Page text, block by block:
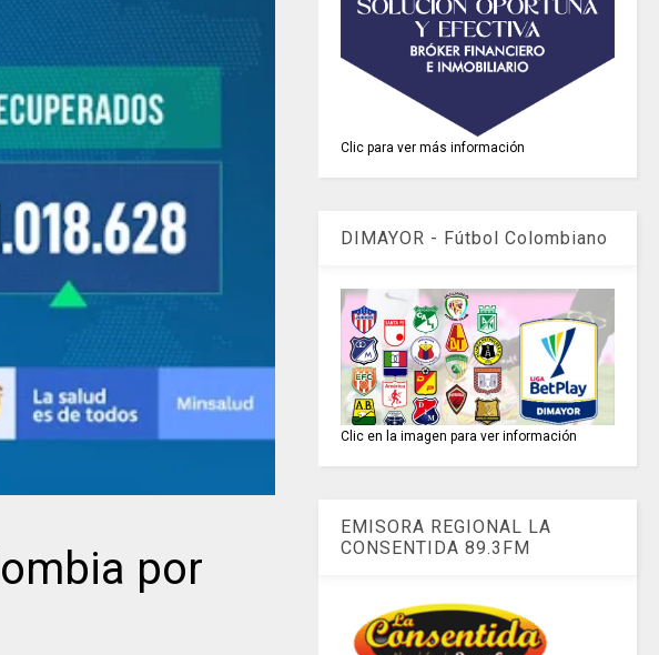
por
Clic para ver más información
DIMAYOR - Fútbol Colombiano
Clic en la imagen para ver información
EMISORA REGIONAL LA
CONSENTIDA 89.3FM